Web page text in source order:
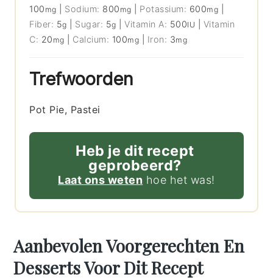
100 mg Sodium: 800 mg Potassium: 600mg
Fiber: 5g Sugar: 5g |Vitamin A: 500IU
Vitamin
C: 20 mg Calcium: 100mg Iron: 3mg
Trefwoorden
Pot Pie, Pastei
Heb je dit recept
geprobeerd?
Laat ons weten hoe het was!
Aanbevolen Voorgerechten En
Desserts Voor Dit Recept